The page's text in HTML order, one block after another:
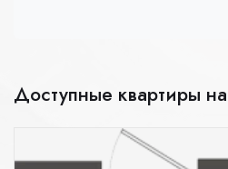
Доступные квартиры